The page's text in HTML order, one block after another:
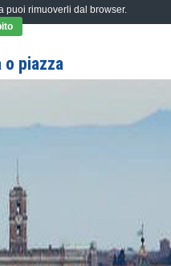
o piazza
puoi rimuoverli dal browser.